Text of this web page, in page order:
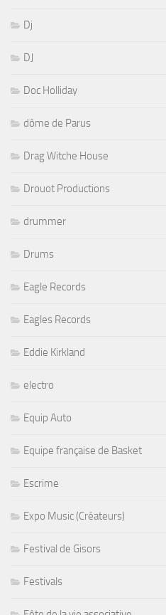
Dj
DJ
Doc Holliday
dôme de Parus
Drag Witche House
Drouot Productions
drummer
Drums
Eagle Records
Eagles Records
Eddie Kirkland
electro
Equip Auto
Equipe française de Basket
Escrime
Expo Music (Créateurs)
Festival de Gisors
Festivals